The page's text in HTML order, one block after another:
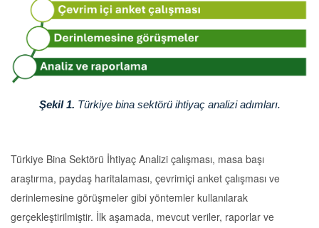
Şekil 1. Türkiye bina sektörü ihtiyaç analizi adımları.
Türkiye Bina Sektörü İhtiyaç Analizi çalışması, masa başı
araştırma, paydaş haritalaması, çevrimiçi anket çalışması ve
derinlemesine görüşmeler gibi yöntemler kullanılarak
gerçekleştirilmiştir. İlk aşamada, mevcut veriler, raporlar ve